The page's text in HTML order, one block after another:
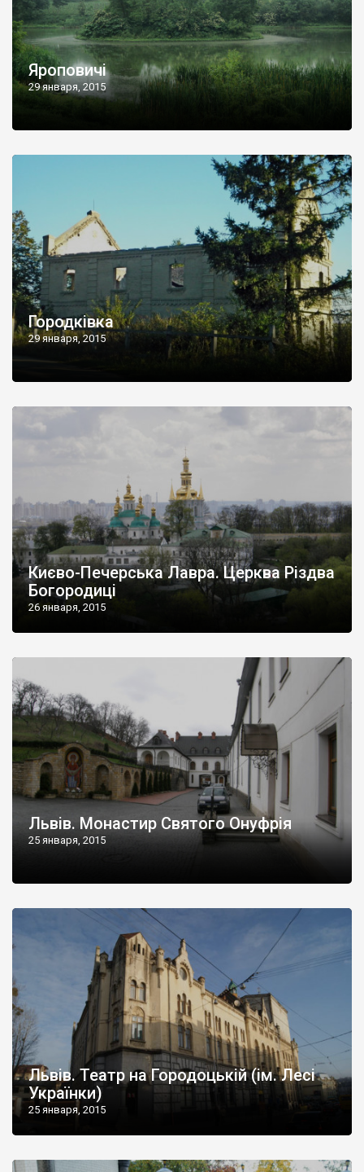
Яроповичі
29 января, 2015
Городківка
29 января, 2015
Києво-Печерська Лавра. Церква Різдва
Богородиці
26 января, 2015
Львів. Монастир Святого Онуфрія
25 января, 2015
Львів. Театр на Городоцькій (ім. Лесі
Українки)
25 января, 2015